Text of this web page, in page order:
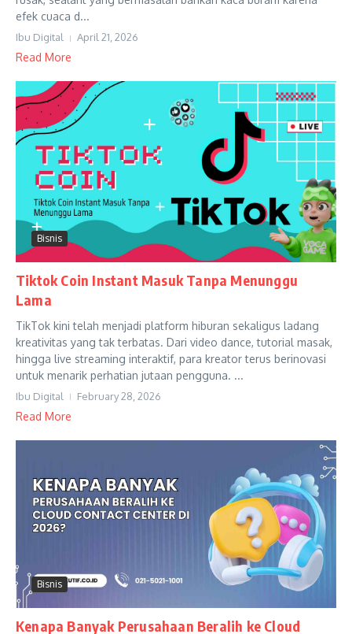
efek cuaca d...
Ibu Digital April 21, 2026
Read More
Bisnis
Tiktok Coin Instant Masuk Tanpa Menunggu
Lama
TikTok kini telah menjadi platform hiburan sekaligus ladang
kreativitas yang tak terbatas. Dari video dance, tutorial masak,
hingga live streaming interaktif, para kreator terus berinovasi
untuk menarik perhatian jutaan pengguna. ...
Ibu Digital February 28, 2026
Read More
Bisnis
Kenapa Banyak Perusahaan Beralih ke Cloud